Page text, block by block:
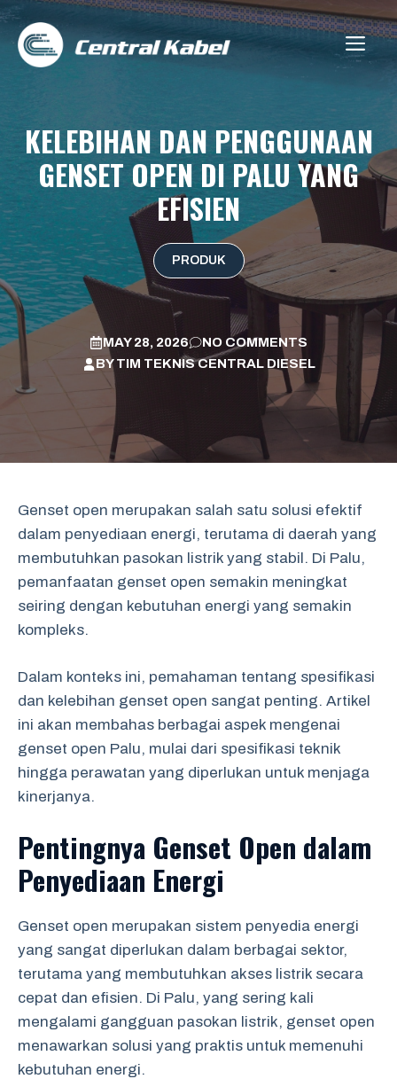
Skip
content
KELEBIHAN DAN PENGGUNAAN
GENSET OPEN DI PALU YANG
EFISIEN
PRODUK
MAY 28, 2026
NO COMMENTS
BYTIM TEKNIS CENTRAL DIESEL
Genset open merupakan salah satu solusi efektif
dalam penyediaan energi, terutama di daerah yang
membutuhkan pasokan listrik yang stabil. Di Palu,
pemanfaatan genset open semakin meningkat
seiring dengan kebutuhan energi yang semakin
kompleks.
Dalam konteks ini, pemahaman tentang spesifikasi
dan kelebihan genset open sangat penting. Artikel
ini akan membahas berbagai aspek mengenai
genset open Palu, mulai dari spesifikasi teknik
hingga perawatan yang diperlukan untuk menjaga
kinerjanya.
Pentingnya Genset Open dalam
Penyediaan Energi
Genset open merupakan sistem penyedia energi
yang sangat diperlukan dalam berbagai sektor,
terutama yang membutuhkan akses listrik secara
cepat dan efisien. Di Palu, yang sering kali
mengalami gangguan pasokan listrik, genset open
menawarkan solusi yang praktis untuk memenuhi
kebutuhan energi.